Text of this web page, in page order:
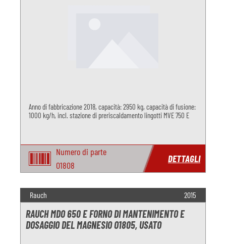
Anno di fabbricazione 2018, capacità: 2950 kg, capacità di fusione:
1000 kg/h, incl. stazione di preriscaldamento lingotti MVE 750 E
Numero di parte
O1808
DETTAGLI
Rauch 2015
RAUCH MDO 650 E FORNO DI MANTENIMENTO E
DOSAGGIO DEL MAGNESIO O1805, USATO